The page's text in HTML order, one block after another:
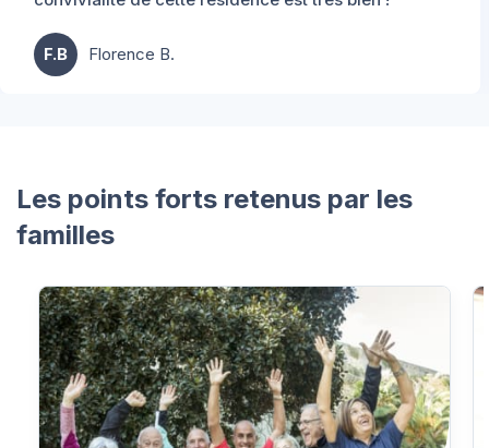
F.B Florence B.
Les points forts retenus par les
familles